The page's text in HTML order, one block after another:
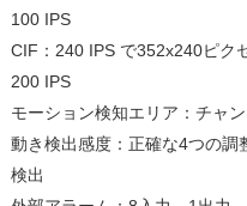
100 IPS
CIF：240 IPS で352x240ピク
200 IPS
モーション検知エリア：チャ
動き検出感度：正確な4つの調
検出